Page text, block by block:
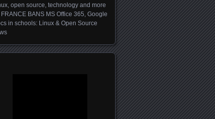
open source, technology and more
FRANCE BANS MS Office 365, Google
in schools: Linux & Open Source